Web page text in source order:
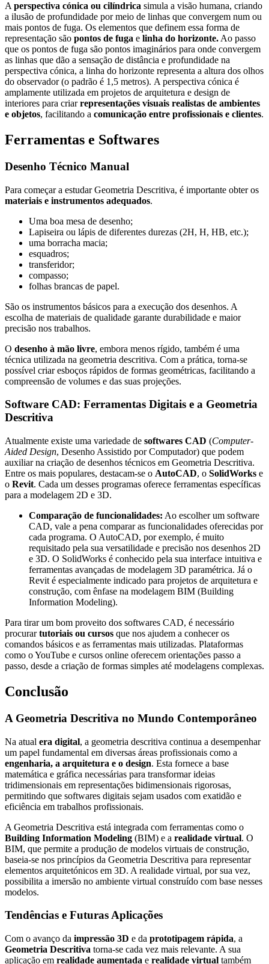
A perspectiva cónica ou cilíndrica simula a visão humana, criando
a ilusão de profundidade por meio de linhas que convergem num ou
mais pontos de fuga. Os elementos que definem essa forma de
representação são pontos de fuga e linha do horizonte. Ao passo
que os pontos de fuga são pontos imaginários para onde convergem
as linhas que dão a sensação de distância e profundidade na
perspectiva cónica, a linha do horizonte representa a altura dos olhos
do observador (o padrão é 1,5 metros). A perspectiva cónica é
amplamente utilizada em projetos de arquitetura e design de
interiores para criarrepresentações visuais realistas de ambientes
e objetos, facilitando a comunicação entre profissionais e clientes.
Ferramentas e Softwares
Desenho Técnico Manual
Para começar a estudar Geometria Descritiva, é importante obter os
materiais e instrumentos adequados.
Uma boa mesa de desenho;
Lapiseira ou lápis de diferentes durezas (2H, H, HB, etc.);
uma borracha macia;
esquadros;
transferidor;
compasso;
folhas brancas de papel.
São os instrumentos básicos para a execução dos desenhos. A
escolha de materiais de qualidade garante durabilidade e maior
precisão nos trabalhos.
O desenho à mão livre, embora menos rígido, também é uma
técnica utilizada na geometria descritiva. Com a prática, torna-se
possível criar esboços rápidos de formas geométricas, facilitando a
compreensão de volumes e das suas projeções.
Software CAD: Ferramentas Digitais e a Geometria
Descritiva
Atualmente existe uma variedade de softwares CAD (Computer-
Aided Design, Desenho Assistido por Computador) que podem
auxiliar na criação de desenhos técnicos em Geometria Descritiva.
Entre os mais populares, destacam-se o AutoCAD, o SolidWorks e
o Revit. Cada um desses programas oferece ferramentas específicas
para a modelagem 2D e 3D.
Comparação de funcionalidades: Ao escolher um software
CAD, vale a pena comparar as funcionalidades oferecidas por
cada programa. O AutoCAD, por exemplo, é muito
requisitado pela sua versatilidade e precisão nos desenhos 2D
e 3D. O SolidWorks é conhecido pela sua interface intuitiva e
ferramentas avançadas de modelagem 3D paramétrica. Já o
Revit é especialmente indicado para projetos de arquitetura e
construção, com ênfase na modelagem BIM (Building
Information Modeling).
Para tirar um bom proveito dos softwares CAD, é necessário
procurartutoriais ou cursos que nos ajudem a conhecer os
comandos básicos e as ferramentas mais utilizadas. Plataformas
como o YouTube e cursos online oferecem orientações passo a
passo, desde a criação de formas simples até modelagens complexas.
Conclusão
A Geometria Descritiva no Mundo Contemporâneo
Na atual era digital, a geometria descritiva continua a desempenhar
um papel fundamental em diversas áreas profissionais como a
engenharia, a arquitetura e o design. Esta fornece a base
matemática e gráfica necessárias para transformar ideias
tridimensionais em representações bidimensionais rigorosas,
permitindo que softwares digitais sejam usados com exatidão e
eficiência em trabalhos profissionais.
A Geometria Descritiva está integrada com ferramentas como o
Building Information Modeling (BIM) e a realidade virtual. O
BIM, que permite a produção de modelos virtuais de construção,
baseia-se nos princípios da Geometria Descritiva para representar
elementos arquitetónicos em 3D. A realidade virtual, por sua vez,
possibilita a imersão no ambiente virtual construído com base nesses
modelos.
Tendências e Futuras Aplicações
Com o avanço da impressão 3D e da prototipagem rápida, a
Geometria Descritiva torna-se cada vez mais relevante. A sua
aplicação em realidade aumentada e realidade virtual também